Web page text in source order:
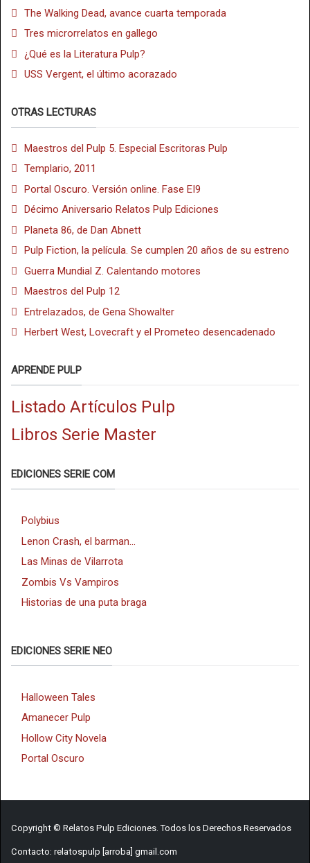
The Walking Dead, avance cuarta temporada
Tres microrrelatos en gallego
¿Qué es la Literatura Pulp?
USS Vergent, el último acorazado
OTRAS LECTURAS
Maestros del Pulp 5. Especial Escritoras Pulp
Templario, 2011
Portal Oscuro. Versión online. Fase EI9
Décimo Aniversario Relatos Pulp Ediciones
Planeta 86, de Dan Abnett
Pulp Fiction, la película. Se cumplen 20 años de su estreno
Guerra Mundial Z. Calentando motores
Maestros del Pulp 12
Entrelazados, de Gena Showalter
Herbert West, Lovecraft y el Prometeo desencadenado
APRENDE PULP
Listado Artículos Pulp
Libros Serie Master
EDICIONES SERIE COM
Polybius
Lenon Crash, el barman...
Las Minas de Vilarrota
Zombis Vs Vampiros
Historias de una puta braga
EDICIONES SERIE NEO
Halloween Tales
Amanecer Pulp
Hollow City Novela
Portal Oscuro
Copyright © Relatos Pulp Ediciones. Todos los Derechos Reservados
Contacto: relatospulp [arroba] gmail.com